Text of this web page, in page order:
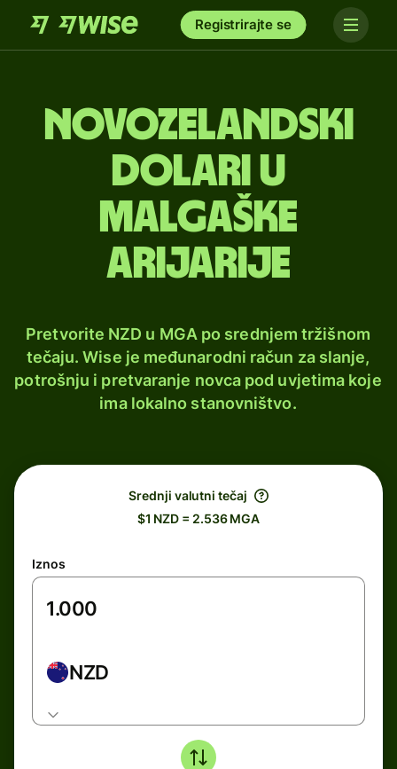
Registrirajte se
Novozelandski
dolari u
malgaške
arijarije
Pretvorite NZD u MGA po srednjem tržišnom
tečaju. Wise je međunarodni račun za slanje,
potrošnju i pretvaranje novca pod uvjetima koje
ima lokalno stanovništvo.
Srednji valutni tečaj
$1 NZD = 2.536 MGA
Iznos
NZD